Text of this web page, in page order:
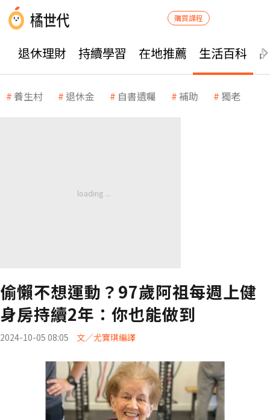
購買課程
退休理財 持續學習 在地推薦 生活百科
養生村 退休金 自書遺囑 補助 獨老
偷懶不想運動？97歲阿祖每週上健
身房持續2年：你也能做到
2024-10-05 08:05 文／尤寶琪編譯